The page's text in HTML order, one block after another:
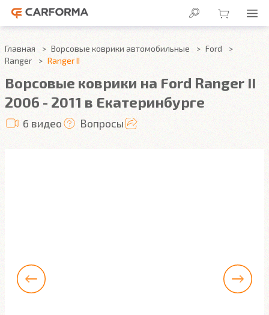
Главная Ворсовые коврики автомобильные
Ford
Ranger
Ranger II
Ворсовые коврики на Ford Ranger II
2006 - 2011 в Екатеринбурге
6 видео Вопросы